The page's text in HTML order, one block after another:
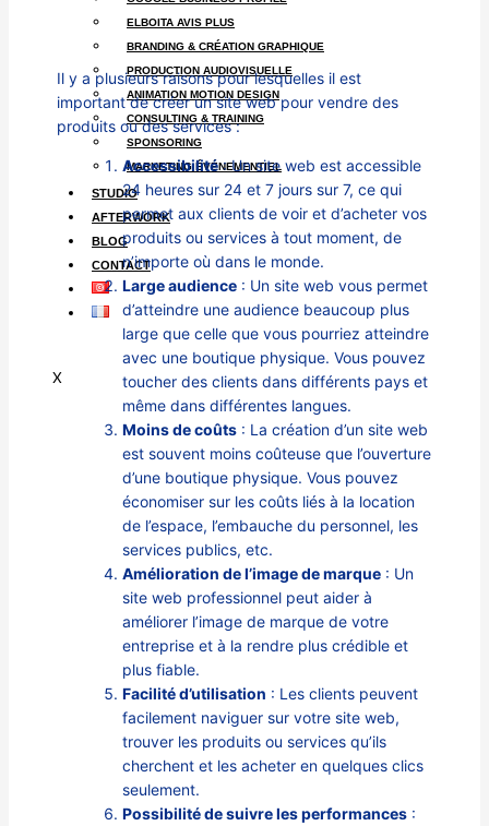
ELBOITA AVIS PLUS
BRANDING & CRÉATION GRAPHIQUE
PRODUCTION AUDIOVISUELLE
ANIMATION MOTION DESIGN
CONSULTING & TRAINING
SPONSORING
MARKETING ÉVÉNEMENTIEL
STUDIO
AFTERWORK
BLOG
CONTACT
X
Il y a plusieurs raisons pour lesquelles il est
important de créer un site web pour vendre des
produits ou des services :
Accessibilité: Un site web est accessible
24 heures sur 24 et 7 jours sur 7, ce qui
permet aux clients de voir et d’acheter vos
produits ou services à tout moment, de
n’importe où dans le monde.
Large audience: Un site web vous permet
d’atteindre une audience beaucoup plus
large que celle que vous pourriez atteindre
avec une boutique physique. Vous pouvez
toucher des clients dans différents pays et
même dans différentes langues.
Moins de coûts: La création d’un site web
est souvent moins coûteuse que l’ouverture
d’une boutique physique. Vous pouvez
économiser sur les coûts liés à la location
de l’espace, l’embauche du personnel, les
services publics, etc.
Amélioration de l’image de marque: Un
site web professionnel peut aider à
améliorer l’image de marque de votre
entreprise et à la rendre plus crédible et
plus fiable.
Facilité d’utilisation : Les clients peuvent
facilement naviguer sur votre site web,
trouver les produits ou services qu’ils
cherchent et les acheter en quelques clics
seulement.
Possibilité de suivre les performances: